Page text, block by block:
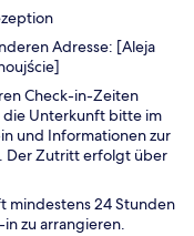
Adresse: [Aleja
Check-in-Zeiten
die Unterkunft bitte im
und Informationen zur
Der Zutritt erfolgt über
mindestens 24 Stunden
zu arrangieren.